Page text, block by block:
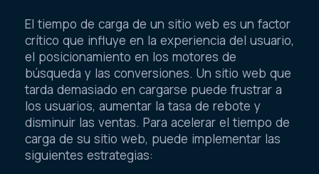
El tiempo de carga de un sitio web es un factor
crítico que influye en la experiencia del usuario,
el posicionamiento en los motores de
búsqueda y las conversiones. Un sitio web que
tarda demasiado en cargarse puede frustrar a
los usuarios, aumentar la tasa de rebote y
disminuir las ventas. Para acelerar el tiempo de
carga de su sitio web, puede implementar las
siguientes estrategias: